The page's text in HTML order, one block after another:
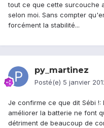
tout ce que cette surcouche
selon moi. Sans compter
forcément la stabilité...
py_martinez
Posté(e) 5 janvier
Je confirme ce que dit Sébi
améliorer la batterie ne font
détriment de beaucoup de